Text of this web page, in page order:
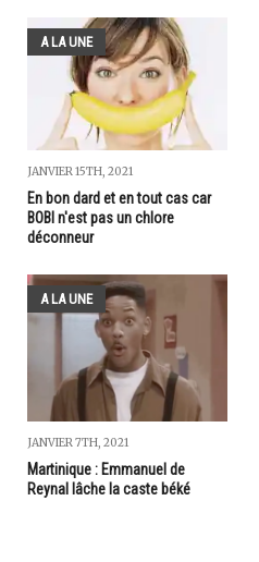
A LA UNE
JANVIER 15TH, 2021
En bon dard et en tout cas car
BOBI n'est pas un chlore
déconneur
A LA UNE
JANVIER 7TH, 2021
Martinique : Emmanuel de
Reynal lâche la caste béké